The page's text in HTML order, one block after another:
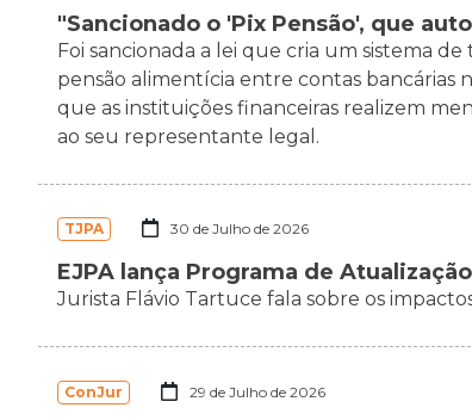
"Sancionado o 'Pix Pensão', que
Foi sancionada a lei que cria um sistema
pensão alimentícia entre contas bancárias
que as instituições financeiras realizem
ao seu representante legal.
TJPA 30 de Julho de 2026
EJPA lança Programa de
Jurista Flávio Tartuce fala sobre os
ConJur 29 de Julho de 2026